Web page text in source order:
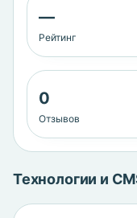
—
Рейтинг
0
Отзывов
Технологии и